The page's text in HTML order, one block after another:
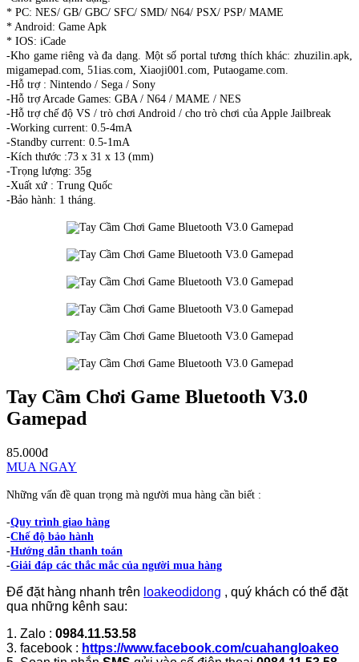
* PC: NES/ GB/ GBC/ SFC/ SMD/ N64/ PSX/ PSP/ MAME
* Android: Game Apk
* IOS: iCade
-Kho game riêng và đa dạng. Một số portal tương thích khác: zhuzilin.apk,
migamepad.com, 51ias.com, Xiaoji001.com, Putaogame.com.
-Hỗ trợ : Nintendo / Sega / Sony
-Hỗ trợ Arcade Games: GBA / N64 / MAME / NES
-Hỗ trợ chế độ VS / trò chơi Android / cho trò chơi của Apple Jailbreak
-Working current: 0.5-4mA
-Standby current: 0.5-1mA
-Kích thước :73 x 31 x 13 (mm)
-Trọng lượng: 35g
-Xuất xứ : Trung Quốc
-Bảo hành: 1 tháng.
Tay Cầm Chơi Game Bluetooth V3.0
Gamepad
85.000đ
MUA NGAY
Những vấn đề quan trọng mà người mua hàng cần biết :
-Quy trình giao hàng
-Chế độ bảo hành
-Hướng dẫn thanh toán
-Giải đáp các thắc mắc của người mua hàng
Để đặt hàng nhanh trên loakeodidong , quý khách có thể đặt
qua những kênh sau:
1. Zalo : 0984.11.53.58
3. facebook : https://www.facebook.com/cuahangloakeo